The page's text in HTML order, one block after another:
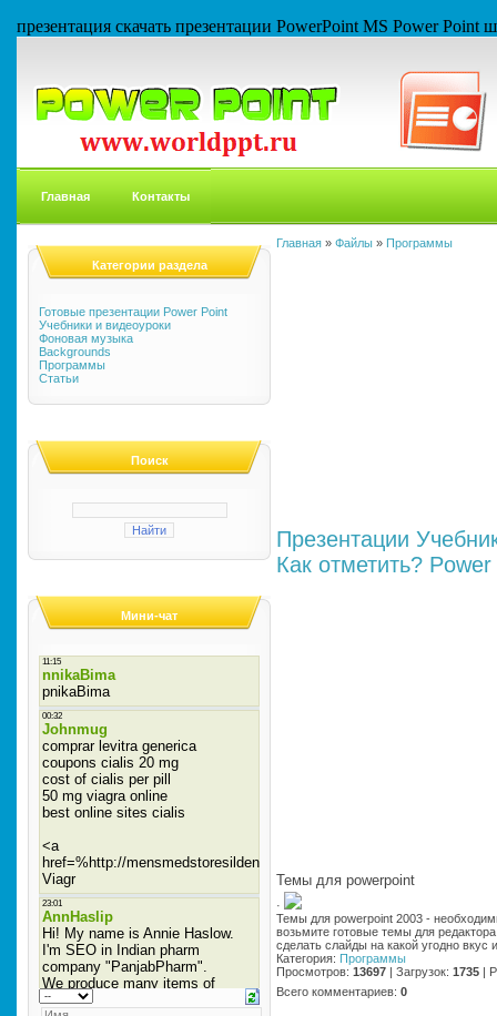
презентация скачать презентации PowerPoint MS Power
Главная Контакты
Категории раздела
Готовые презентации Power Point
Учебники и видеоуроки
Фоновая музыка
Backgrounds
Программы
Статьи
Поиск
Мини-чат
Главная » Файлы » Программы
Презентации
Как отметить?
Темы для powerpoint
·
Темы для powerpoint 2003 -
возьмите готовые темы для
сделать слайды на какой угодно
Категория: Программы
Просмотров: 13697 | Загрузок: 1735 |
Всего комментариев: 0